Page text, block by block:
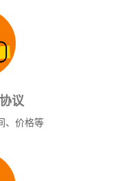
议
、价格等